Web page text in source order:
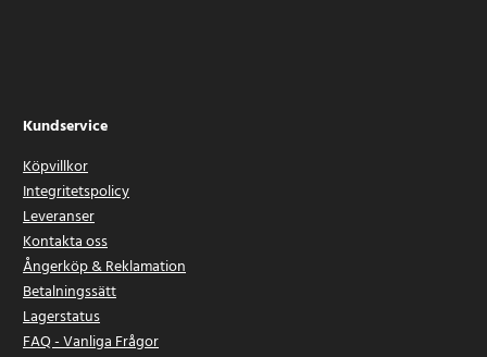
Kundservice
Köpvillkor
Integritetspolicy
Leveranser
Kontakta oss
Ångerköp & Reklamation
Betalningssätt
Lagerstatus
FAQ - Vanliga Frågor